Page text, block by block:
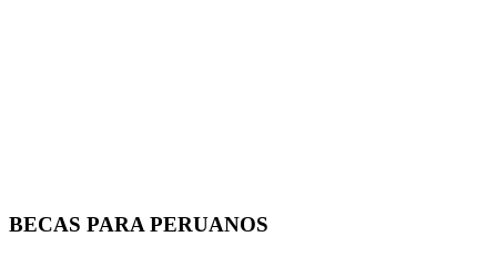
BECAS PARA PERUANOS